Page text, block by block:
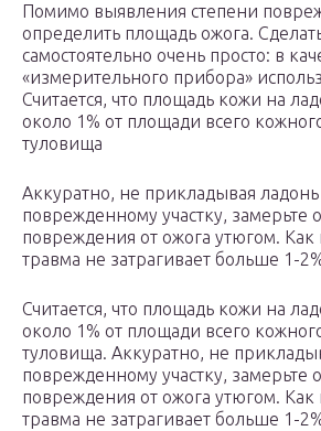
Помимо выявления степени
определить площадь ожога.
самостоятельно очень просто: в
«измерительного прибора»
Считается, что площадь кожи на
около 1% от площади всего
туловища
Аккуратно, не прикладывая ладонь
поврежденному участку, замерьте
повреждения от ожога утюгом. Как
травма не затрагивает больше 1-
Считается, что площадь кожи на
около 1% от площади всего
туловища. Аккуратно, не
поврежденному участку, замерьте
повреждения от ожога утюгом. Как
травма не затрагивает больше 1-